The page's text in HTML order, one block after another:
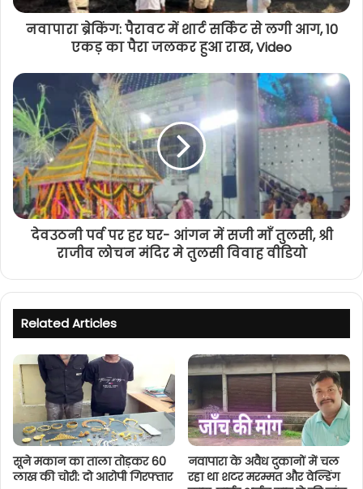
नवापारा ब्रेकिंग: पैरावट में शार्ट सर्किट से लगी आग, 10
एकड़ का पैरा जलकर हुआ राख, Video
देवउठनी पर्व पर हर घर- आंगन में सजी माँ तुलसी, श्री
राजीव लोचन मंदिर मे तुलसी विवाह वीडियो
Related Articles
सूने मकान का ताला तोड़कर 60
लाख की चोरी: दो आरोपी गिरफ्तार
नवापारा के अवैध दुकानों में चल
रहा था शटर मरम्मत और वेल्डिंग